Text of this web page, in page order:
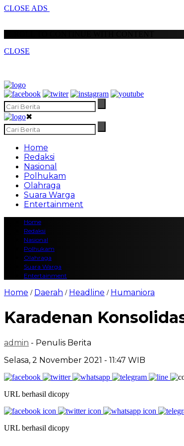
CLOSE ADS
CLOSE
✖
Home
Redaksi
Nasional
Polhukam
Olahraga
Suara Warga
Entertainment
Home
Redaksi
Nasional
Polhukam
Olahraga
Suara Warga
Entertainment
Home / Daerah / Headline / Humaniora
Karadenan
admin - Penulis Berita
Selasa, 2 November 2021 - 11:47 WIB
URL berhasil dicopy
URL berhasil dicopy